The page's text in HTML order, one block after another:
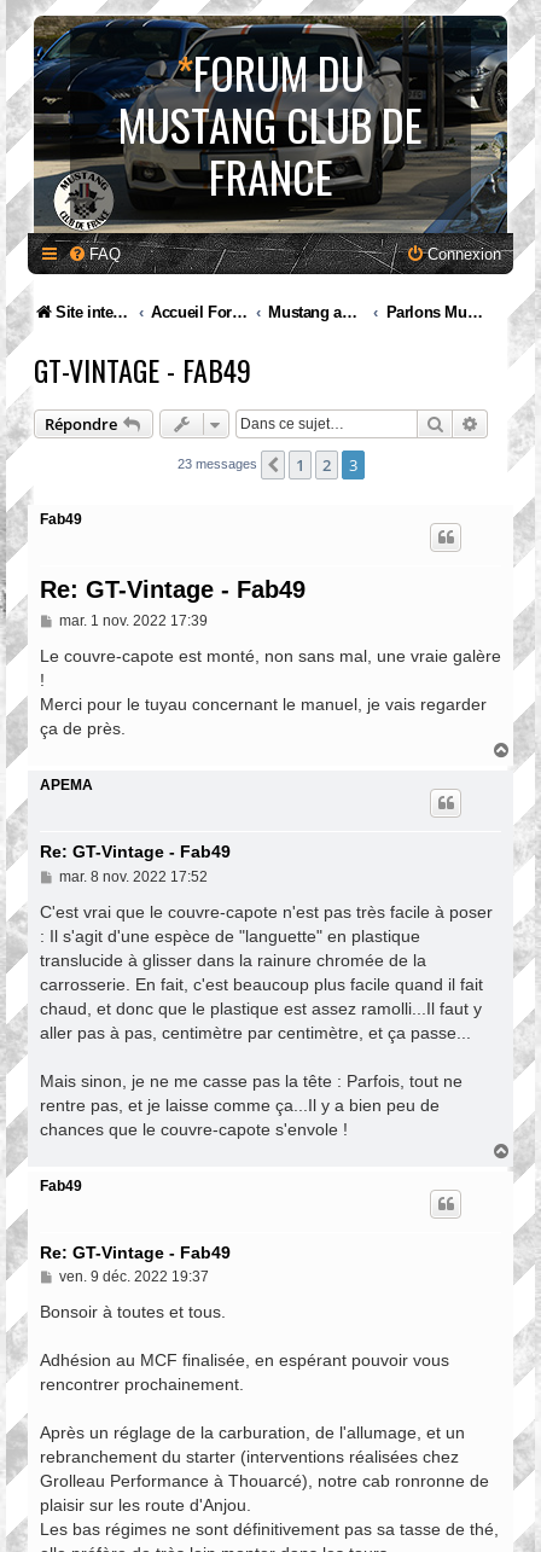
*FORUM DU
MUSTANG CLUB DE
FRANCE
FAQ Connexion
Site internet MCF Accueil Forum Mustang and Co Parlons Mustang
GT-VINTAGE - FAB49
Répondre Rechercher
23 messages Précédente
1 2 3
Fab49
Re: GT-Vintage - Fab49
M
s
g
mar. 1 nov. 2022 17:39
Le couvre-capote est monté, non sans mal, une vraie galère
!
Merci pour le tuyau concernant le manuel, je vais regarder
ça de près.
a
APEMA
Re: GT-Vintage - Fab49
M
s
a
g
mar. 8 nov. 2022 17:52
C'est vrai que le couvre-capote n'est pas très facile à poser
: Il s'agit d'une espèce de "languette" en plastique
translucide à glisser dans la rainure chromée de la
carrosserie. En fait, c'est beaucoup plus facile quand il fait
chaud, et donc que le plastique est assez ramolli...Il faut y
aller pas à pas, centimètre par centimètre, et ça passe...
Mais sinon, je ne me casse pas la tête : Parfois, tout ne
rentre pas, et je laisse comme ça...Il y a bien peu de
chances que le couvre-capote s'envole !
a
u
Fab49
Re: GT-Vintage - Fab49
M
s
g
ven. 9 déc. 2022 19:37
Bonsoir à toutes et tous.
Adhésion au MCF finalisée, en espérant pouvoir vous
rencontrer prochainement.
Après un réglage de la carburation, de l'allumage, et un
rebranchement du starter (interventions réalisées chez
Grolleau Performance à Thouarcé), notre cab ronronne de
plaisir sur les route d'Anjou.
Les bas régimes ne sont définitivement pas sa tasse de thé,